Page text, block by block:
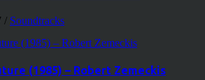
/ Soundtracks
(1985) – Robert Zemeckis